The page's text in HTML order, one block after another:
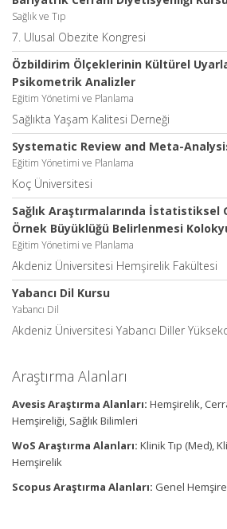
Sağlık ve Tıp
7. Ulusal Obezite Kongresi
Özbildirim Ölçeklerinin Kültürel
Psikometrik Analizler
Eğitim Yönetimi ve Planlama
Sağlıkta Yaşam Kalitesi Derneği
Systematic Review and Meta-
Eğitim Yönetimi ve Planlama
Koç Üniversitesi
Sağlık Araştırmalarında İstatistiksel
Örnek Büyüklüğü Belirlenmesi
Eğitim Yönetimi ve Planlama
Akdeniz Üniversitesi Hemşirelik Fakültesi
Yabancı Dil Kursu
Yabancı Dil
Akdeniz Üniversitesi Yabancı Diller
Araştırma Alanları
Avesis Araştırma Alanları: Hemşirelik,
Hemşireliği, Sağlık Bilimleri
WoS Araştırma Alanları: Klinik Tıp (Med),
Hemşirelik
Scopus Araştırma Alanları: Genel